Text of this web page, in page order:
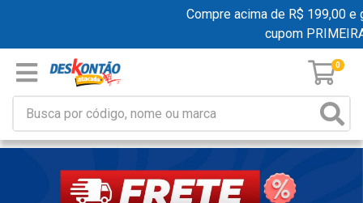
Compre acima de R$ 199,00 e
cupom
0